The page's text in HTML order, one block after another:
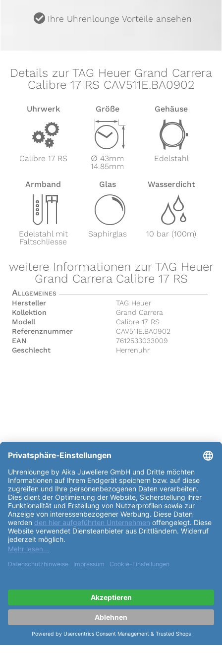
u Ihre Uhrenlounge Vorteile ansehen
Details zur TAG Heuer Grand Carrera
Calibre 17 RS CAV511E.BA0902
Uhrwerk
v
Calibre 17 RS
Größe
Z
∅ 43mm
14.85mm
Gehäuse
w
Edelstahl
Armband
x
Edelstahl mit
Faltschliesse
Glas
y
Saphirglas
Wasserdicht
z
10 bar (100m)
weitere Informationen zur TAG Heuer
Grand Carrera Calibre 17 RS
Allgemeines
Hersteller
TAG Heuer
Kollektion
Grand Carrera
Modell
Calibre 17 RS
Referenznummer
CAV511E.BA0902
EAN
7612533033009
Geschlecht
Herrenuhr